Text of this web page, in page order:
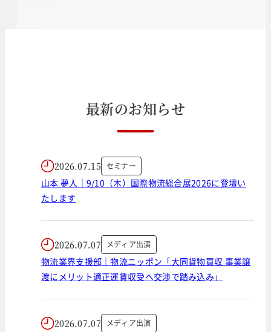
最新のお知らせ
2026.07.15 セミナー
山本 夢人｜9/10（木）国際物流総合展2026に登壇い
たします
2026.07.07 メディア出演
物流業界支援部｜物流ニッポン「大同貨物買収 事業譲
渡にメリット適正運賃収受へ交渉で踏み込み」
2026.07.07 メディア出演